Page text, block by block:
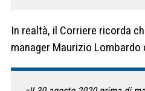
In realtà, il Corriere ricorda
manager Maurizio Lombardo